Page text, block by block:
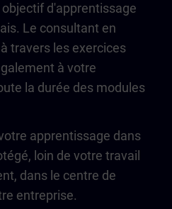
d'apprentissage
Le consultant en
travers les exercices
à votre
la durée des modules
apprentissage dans
loin de votre travail
dans le centre de
entreprise.